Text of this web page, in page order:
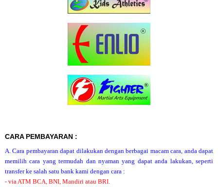
CARA PEMBAYARAN :
A. Cara pembayaran dapat dilakukan dengan berbagai macam cara, anda dapat
memilih cara yang termudah dan nyaman yang dapat anda lakukan, seperti
transfer ke salah satu bank kami dengan cara :
- via ATM BCA, BNI, Mandiri atau BRI.